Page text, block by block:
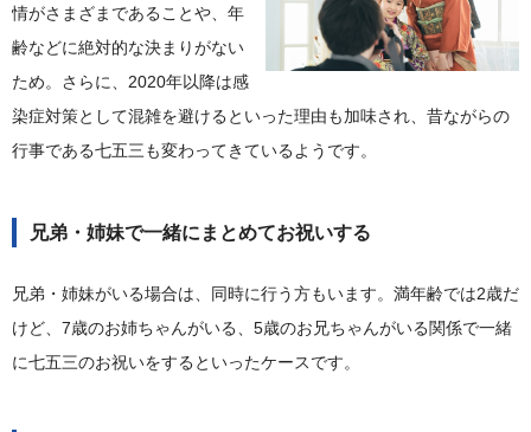
情がさまざまであることや、年
齢などに絶対的な決まりがない
ため。さらに、2020年以降は感
染症対策として混雑を避けるといった理由も加味され、昔ながらの
行事である七五三も変わってきているようです。
兄弟・姉妹で一緒にまとめてお祝いする
兄弟・姉妹がいる場合は、同時に行う方もいます。満年齢では2歳だ
けど、7歳のお姉ちゃんがいる、5歳のお兄ちゃんがいる関係で一緒
に七五三のお祝いをするといったケースです。